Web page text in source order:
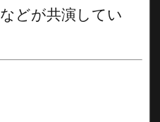
などが共演してい